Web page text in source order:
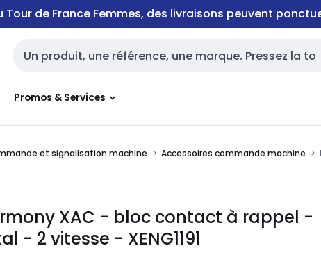
Tour de France Femmes, des livraisons peuvent
Entrée de recherche
Promos & Services
et signalisation machine Accessoires commande machine
XAC - bloc contact à rappel -
- 2 vitesse - XENG1191